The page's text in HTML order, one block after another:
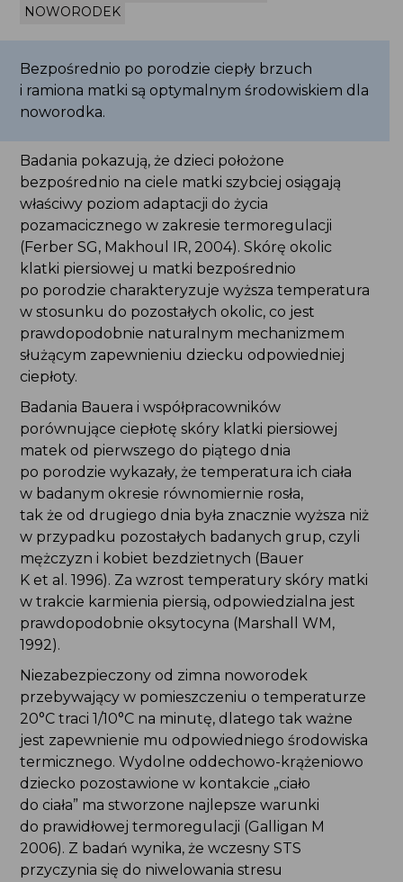
NOWORODEK
Bezpośrednio po porodzie ciepły brzuch
i ramiona matki są optymalnym środowiskiem dla
noworodka.
Badania pokazują, że dzieci położone
bezpośrednio na ciele matki szybciej osiągają
właściwy poziom adaptacji do życia
pozamacicznego w zakresie termoregulacji
(Ferber SG, Makhoul IR, 2004). Skórę okolic
klatki piersiowej u matki bezpośrednio
po porodzie charakteryzuje wyższa temperatura
w stosunku do pozostałych okolic, co jest
prawdopodobnie naturalnym mechanizmem
służącym zapewnieniu dziecku odpowiedniej
ciepłoty.
Badania Bauera i współpracowników
porównujące ciepłotę skóry klatki piersiowej
matek od pierwszego do piątego dnia
po porodzie wykazały, że temperatura ich ciała
w badanym okresie równomiernie rosła,
tak że od drugiego dnia była znacznie wyższa niż
w przypadku pozostałych badanych grup, czyli
mężczyzn i kobiet bezdzietnych (Bauer
K et al. 1996). Za wzrost temperatury skóry matki
w trakcie karmienia piersią, odpowiedzialna jest
prawdopodobnie oksytocyna (Marshall WM,
1992).
Niezabezpieczony od zimna noworodek
przebywający w pomieszczeniu o temperaturze
20°C traci 1/10°C na minutę, dlatego tak ważne
jest zapewnienie mu odpowiedniego środowiska
termicznego. Wydolne oddechowo-krążeniowo
dziecko pozostawione w kontakcie „ciało
do ciała” ma stworzone najlepsze warunki
do prawidłowej termoregulacji (Galligan M
2006). Z badań wynika, że wczesny STS
przyczynia się do niwelowania stresu